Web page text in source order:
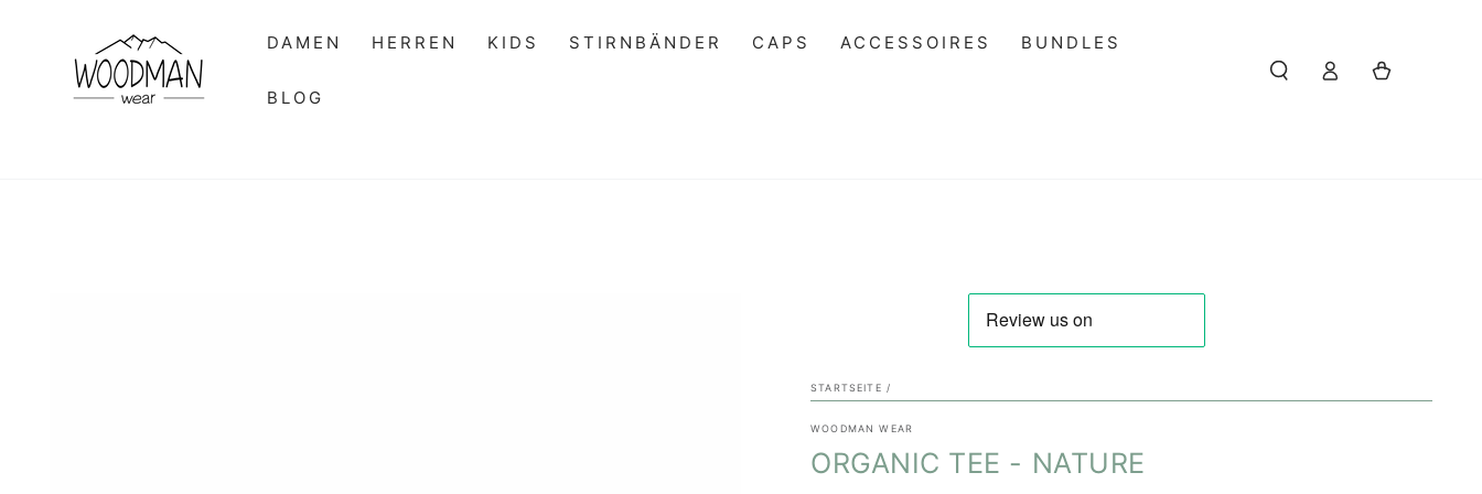
DAMEN HERREN KIDS STIRNBÄNDER CAPS ACCESSOIRES BUNDLES
BLOG
EinloggenWarenkorb
STARTSEITE /
WOODMAN WEAR
ORGANIC TEE - NATURE